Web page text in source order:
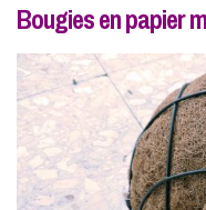
Bougies en papier